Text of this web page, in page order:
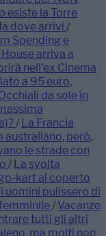
esiste la Torre
dove arrivi /
Spending e
arriva a
nell’ex Cinema
a 95 euro,
da sole in
/ La Francia
australiano, però,
le strade con
/ La svolta
kart al coperto
uomini pulissero di
/ Vacanze
tutti gli altri